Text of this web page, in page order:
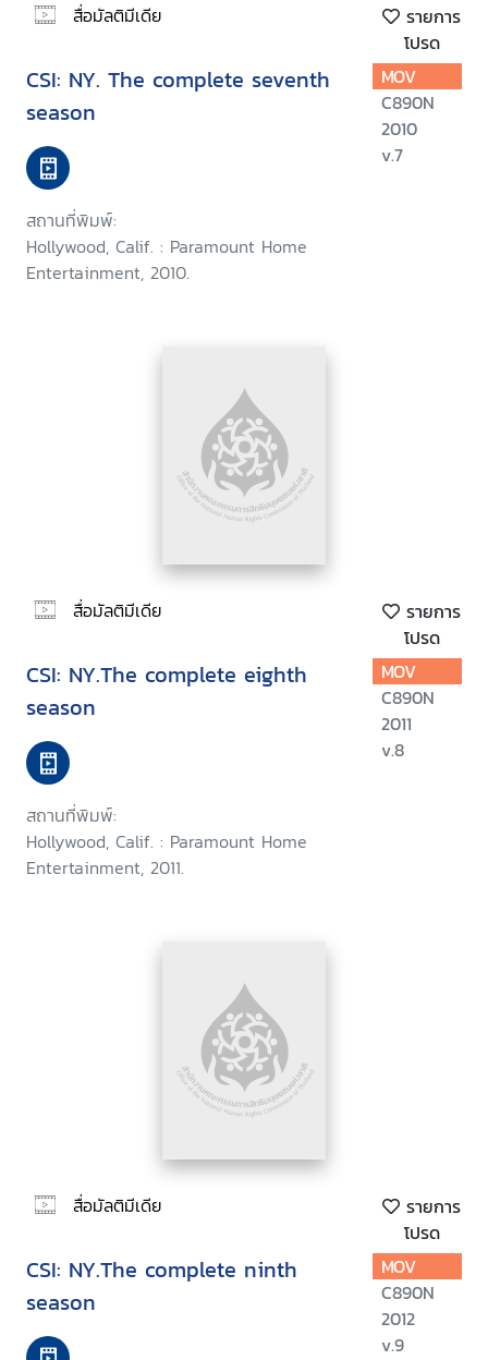
สื่อมัลติมีเดีย
รายการ
โปรด
CSI: NY. The complete seventh
season
สถานที่พิมพ์:
Hollywood, Calif. : Paramount Home
Entertainment, 2010.
MOV
C890N
2010
v.7
สื่อมัลติมีเดีย
รายการ
โปรด
CSI: NY.The complete eighth
season
สถานที่พิมพ์:
Hollywood, Calif. : Paramount Home
Entertainment, 2011.
MOV
C890N
2011
v.8
สื่อมัลติมีเดีย
รายการ
โปรด
CSI: NY.The complete ninth
season
MOV
C890N
2012
v.9